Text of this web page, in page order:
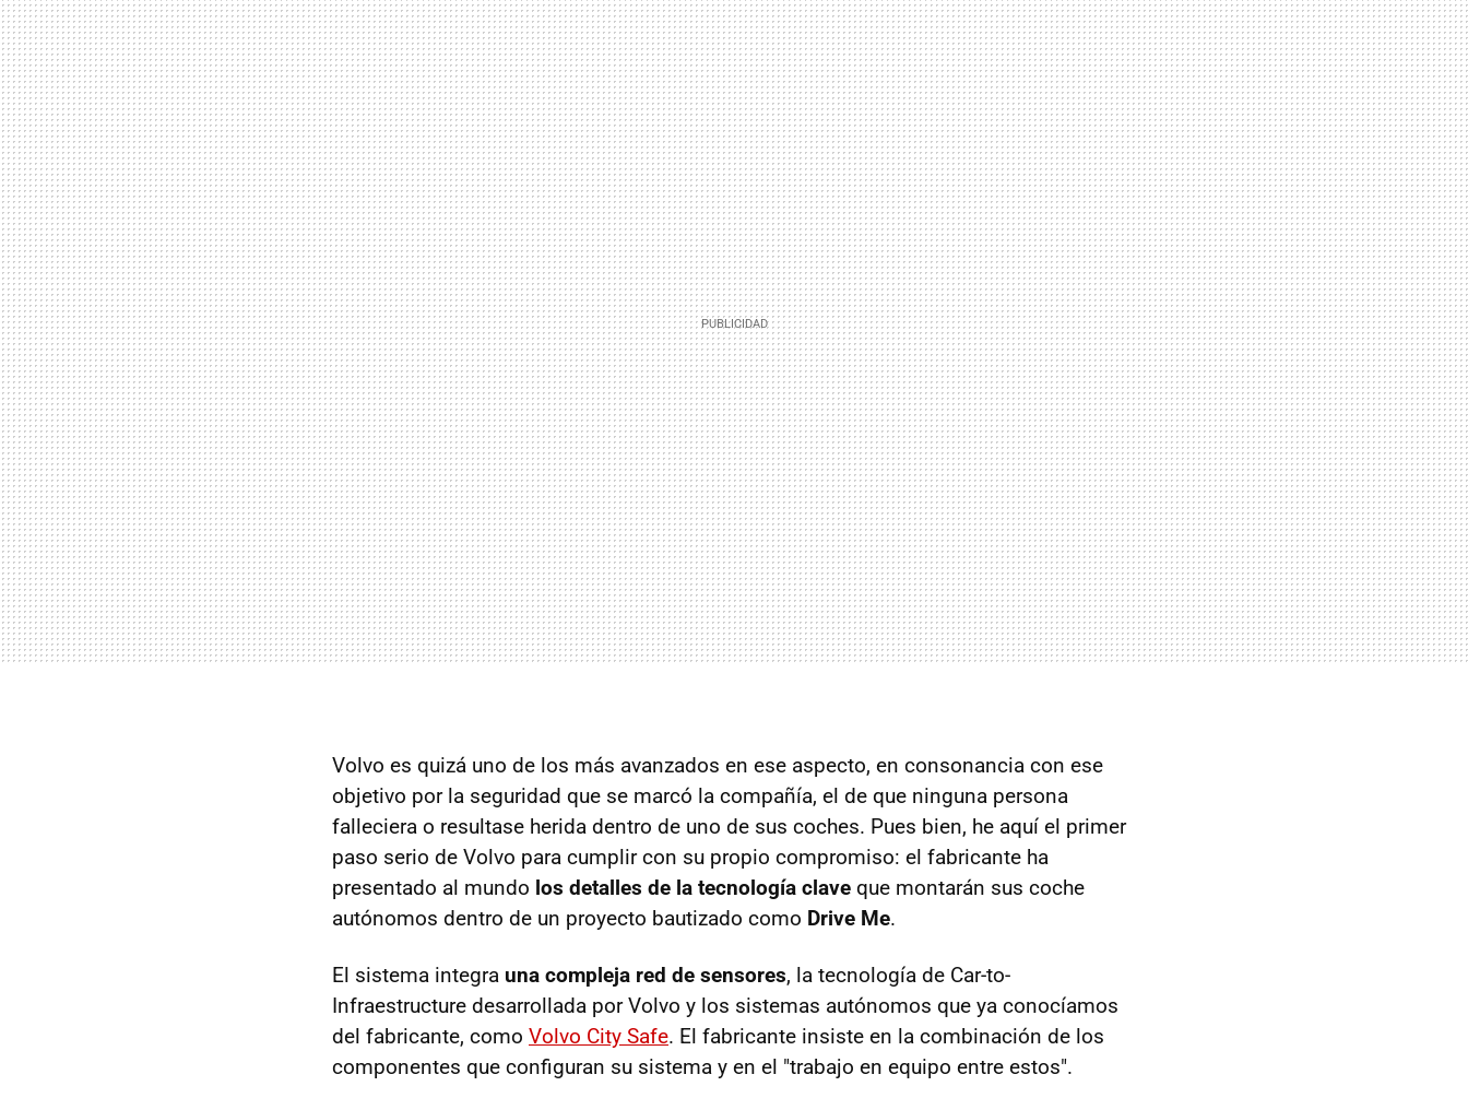
Volvo es quizá uno de los más avanzados en ese aspecto, en consonancia con ese
objetivo por la seguridad que se marcó la compañía, el de que ninguna persona
falleciera o resultase herida dentro de uno de sus coches. Pues bien, he aquí el primer
paso serio de Volvo para cumplir con su propio compromiso: el fabricante ha
presentado al mundo los detalles de la tecnología clave que montarán sus coche
autónomos dentro de un proyecto bautizado como Drive Me.
El sistema integra una compleja red de sensores, la tecnología de Car-to-
Infraestructure desarrollada por Volvo y los sistemas autónomos que ya conocíamos
del fabricante, como Volvo City Safe. El fabricante insiste en la combinación de los
componentes que configuran su sistema y en el "trabajo en equipo entre estos".